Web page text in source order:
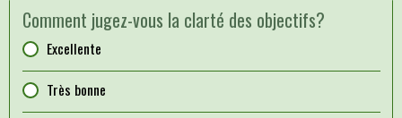
Comment jugez-vous la clarté des objectifs?
Excellente
Très bonne